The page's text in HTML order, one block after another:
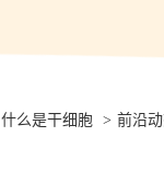
什么是干细胞 前沿